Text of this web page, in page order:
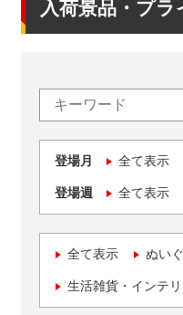
入荷景品・プラ
登場月 全て表示
登場週 全て表示
全て表示 ぬい
生活雑貨・インテ